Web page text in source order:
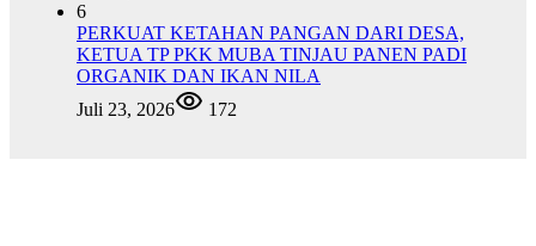
6
PERKUAT KETAHAN PANGAN DARI DESA,
KETUA TP PKK MUBA TINJAU PANEN PADI
ORGANIK DAN IKAN NILA
Juli 23, 2026
172